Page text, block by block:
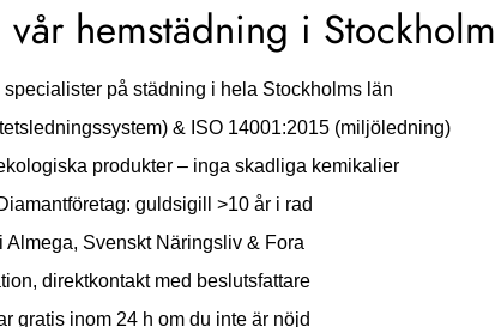
hemstädning i Stockholm
på städning i hela Stockholms län
& ISO 14001:2015 (miljöledning)
produkter – inga skadliga kemikalier
guldsigill >10 år i rad
Svenskt Näringsliv & Fora
direktkontakt med besluts­fattare
gratis inom 24 h om du inte är nöjd